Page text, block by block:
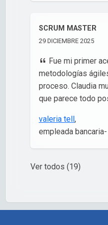
transformando mi
forma de liderar,
Analia Rubio,
RRHH
SCRUM MASTER
29 DICIEMBRE 2025
Fue mi primer
metodologías
proceso. Claudia
que parece todo
valeria tell,
empleada
Ver todos (19)